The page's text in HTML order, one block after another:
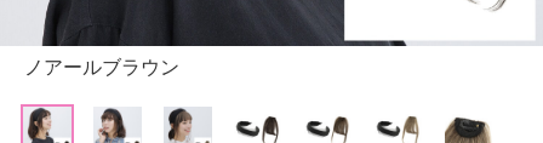
ノアールブラウン